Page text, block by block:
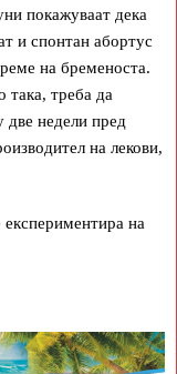
покажуваат дека
и спонтан абортус
на бременоста.
така, треба да
две недели пред
на лекови,
експериментира на